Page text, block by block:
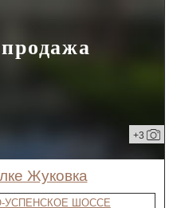
+3
Жуковка
УСПЕНСКОЕ ШОССЕ